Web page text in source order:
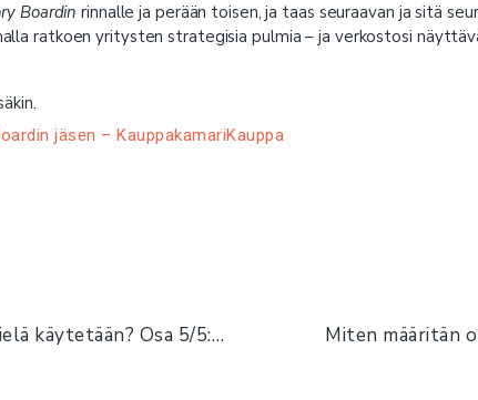
Boardin rinnalle ja perään toisen, ja taas seuraavan ja sitä
ratkoen yritysten strategisia pulmia – ja verkostosi
jäsen – KauppakamariKauppa
Miksi headhuntereita vielä käytetään? Osa 5/5: Luottamus Miten määritän